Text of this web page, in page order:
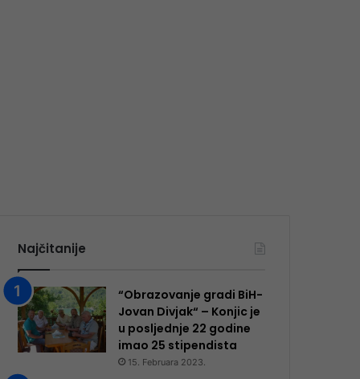
Najčitanije
“Obrazovanje gradi BiH-
Jovan Divjak“ – Konjic je
u posljednje 22 godine
imao 25 ​​stipendista
15. Februara 2023.